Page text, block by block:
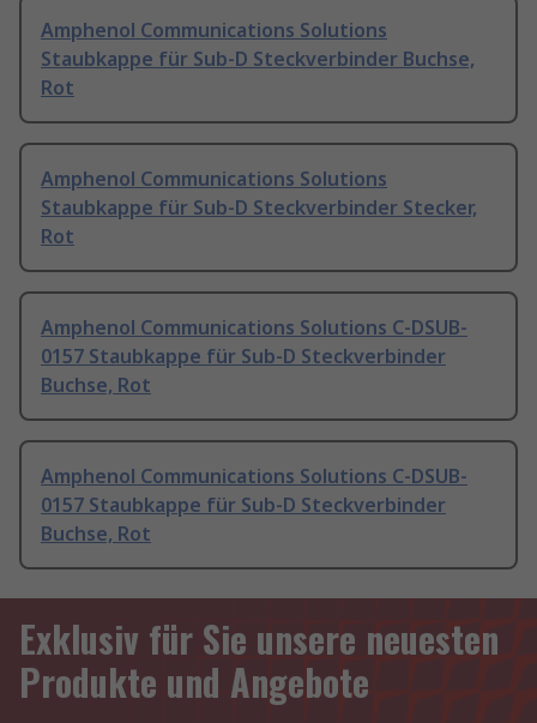
Amphenol Communications Solutions
Staubkappe für Sub-D Steckverbinder Buchse,
Rot
Amphenol Communications Solutions
Staubkappe für Sub-D Steckverbinder Stecker,
Rot
Amphenol Communications Solutions C-DSUB-
0157 Staubkappe für Sub-D Steckverbinder
Buchse, Rot
Amphenol Communications Solutions C-DSUB-
0157 Staubkappe für Sub-D Steckverbinder
Buchse, Rot
Exklusiv für Sie unsere neuesten
Produkte und Angebote